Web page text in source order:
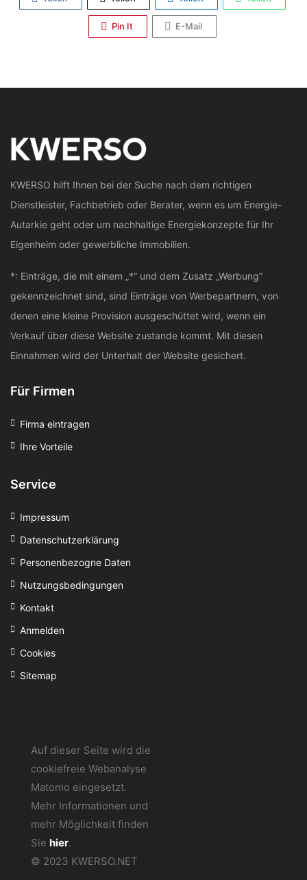
Pin It E-Mail
KWERSO hilft Ihnen bei der Suche nach dem richtigen
Dienstleister, Fachbetrieb oder Berater, wenn es um Energie-
Autarkie geht oder um nachhaltige Energiekonzepte für Ihr
Eigenheim oder gewerbliche Immobilien.
*: Einträge, die mit einem „*“ und dem Zusatz „Werbung“
gekennzeichnet sind, sind Einträge von Werbepartnern, von
denen eine kleine Provision ausgeschüttet wird, wenn ein
Verkauf über diese Website zustande kommt. Mit diesen
Einnahmen wird der Unterhalt der Website gesichert.
Für Firmen
Firma eintragen
Ihre Vorteile
Service
Impressum
Datenschutzerklärung
Personenbezogne Daten
Nutzungsbedingungen
Kontakt
Anmelden
Cookies
Sitemap
Auf dieser Seite wird die
cookiefreie Webanalyse
Matomo eingesetzt.
Mehr Informationen und
mehr Möglichkeit finden
Sie hier.
© 2023 KWERSO.NET